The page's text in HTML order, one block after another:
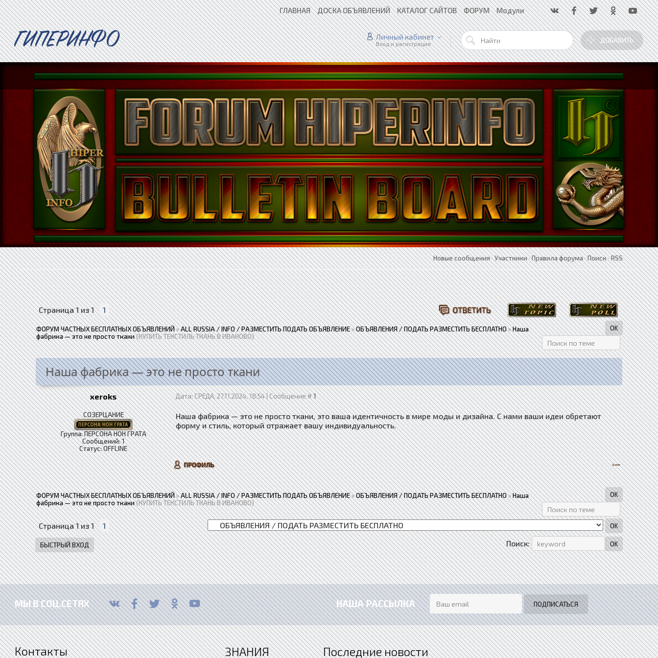
ГЛАВНАЯ ДОСКА ОБЪЯВЛЕНИЙ КАТАЛОГ САЙТОВ ФОРУМ Модули
ГИПЕРИНФО ДОБАВИТЬ
Личный кабинет
Вход и регистрация
Новые сообщения·Участники·Правила форума·Поиск·RSS
Страница1из1 1
ФОРУМ ЧАСТНЫХ БЕСПЛАТНЫХ ОБЪЯВЛЕНИЙ»ALL RUSSIA / INFO / РАЗМЕСТИТЬ ПОДАТЬ ОБЪЯВЛЕНИЕ»ОБЪЯВЛЕНИЯ / ПОДАТЬ РАЗМЕСТИТЬ БЕСПЛАТНО»Наша
фабрика — это не просто ткани(КУПИТЬ ТЕКСТИЛЬ ТКАНЬ В ИВАНОВО)
Наша фабрика — это не просто ткани
xeroks Дата: СРЕДА, 27.11.2024, 18:54 | Сообщение #1
СОЗЕРЦАНИЕ
Группа: ПЕРСОНА НОН ГРАТА
Сообщений:1
Статус:OFFLINE
Наша фабрика — это не просто ткани, это ваша идентичность в мире моды и дизайна. С нами ваши идеи обретают
форму и стиль, который отражает вашу индивидуальность.
ФОРУМ ЧАСТНЫХ БЕСПЛАТНЫХ ОБЪЯВЛЕНИЙ»ALL RUSSIA / INFO / РАЗМЕСТИТЬ ПОДАТЬ ОБЪЯВЛЕНИЕ»ОБЪЯВЛЕНИЯ / ПОДАТЬ РАЗМЕСТИТЬ БЕСПЛАТНО»Наша
фабрика — это не просто ткани(КУПИТЬ ТЕКСТИЛЬ ТКАНЬ В ИВАНОВО)
Страница1из1
1
Поиск:
МЫ В СОЦ.СЕТЯХ НАША РАССЫЛКА
Контакты ЗНАНИЯ Последние новости